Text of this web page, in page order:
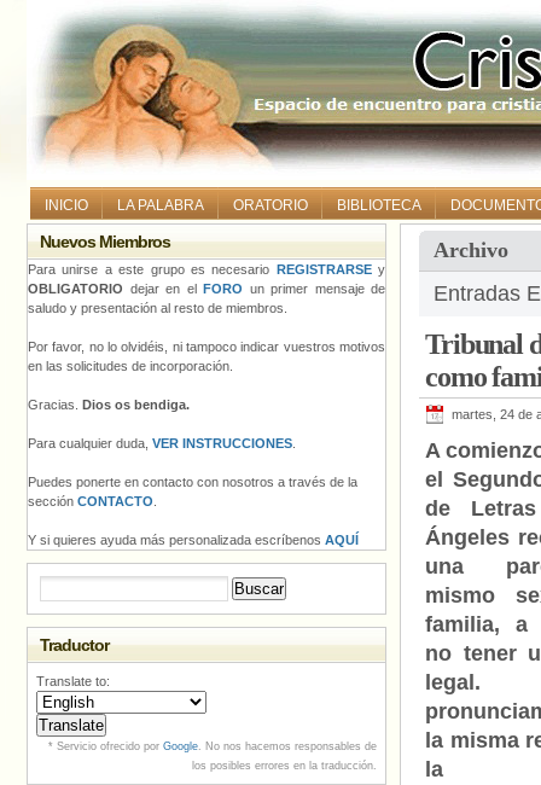
INICIO LA PALABRA ORATORIO BIBLIOTECA
Archivo
Entradas
Tribunal
como
martes, 24 de
A
el
de
Ángeles
una
mismo
familia, a
no tener
la misma
la
Nuevos Miembros
Para unirse a este grupo es necesario REGISTRARSEy
OBLIGATORIO dejar en el FORO un primer mensaje de
saludo y presentación al resto de miembros.
Por favor, no lo olvidéis, ni tampoco indicar vuestros motivos
en las solicitudes de incorporación.
Gracias. Dios os bendiga.
Para cualquier duda, VER INSTRUCCIONES
Puedes ponerte en contacto con nosotros a través de la
sección CONTACTO
Y si quieres ayuda más personalizada escríbenos AQUÍ
Traductor
Translate to:
* Servicio ofrecido por Google. No nos hacemos responsables de
los posibles errores en la traducción.